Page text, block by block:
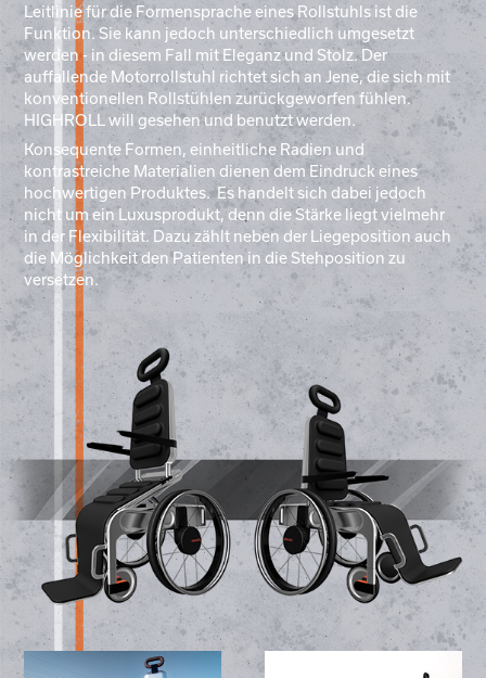
Leitlinie für die Formensprache eines Rollstuhls ist die
Funktion. Sie kann jedoch unterschiedlich umgesetzt
werden - in diesem Fall mit Eleganz und Stolz. Der
auffallende Motorrollstuhl richtet sich an Jene, die sich mit
konventionellen Rollstühlen zurückgeworfen fühlen.
HIGHROLL will gesehen und benutzt werden.
Konsequente Formen, einheitliche Radien und
kontrastreiche Materialien dienen dem Eindruck eines
hochwertigen Produktes. Es handelt sich dabei jedoch
nicht um ein Luxusprodukt, denn die Stärke liegt vielmehr
in der Flexibilität. Dazu zählt neben der Liegeposition auch
dieMöglichkeit den Patienten in die Stehposition zu
versetzen.